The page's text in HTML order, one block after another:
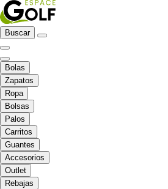
Buscar
Bolas
Zapatos
Ropa
Bolsas
Palos
Carritos
Guantes
Accesorios
Outlet
Rebajas